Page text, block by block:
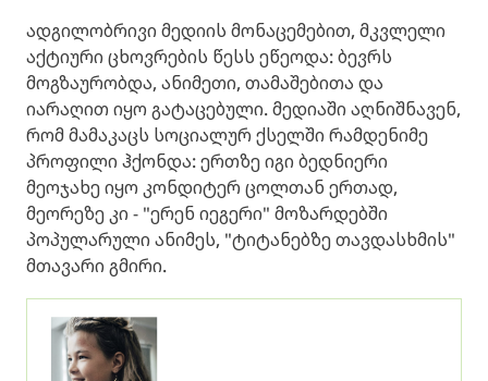
ადგილობრივი მედიის მონაცემებით, მკვლელი
აქტიური ცხოვრების წესს ეწეოდა: ბევრს
მოგზაურობდა, ანიმეთი, თამაშებითა და
იარაღით იყო გატაცებული. მედიაში აღნიშნავენ,
რომ მამაკაცს სოციალურ ქსელში რამდენიმე
პროფილი ჰქონდა: ერთზე იგი ბედნიერი
მეოჯახე იყო კონდიტერ ცოლთან ერთად,
მეორეზე კი - "ერენ იეგერი" მოზარდებში
პოპულარული ანიმეს, "ტიტანებზე თავდასხმის"
მთავარი გმირი.